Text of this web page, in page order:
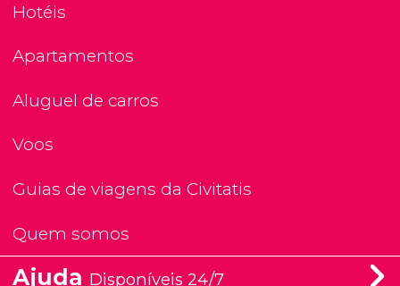
Hotéis
Apartamentos
Aluguel de carros
Voos
Guias de viagens da Civitatis
Quem somos
Ajuda Disponíveis 24/7